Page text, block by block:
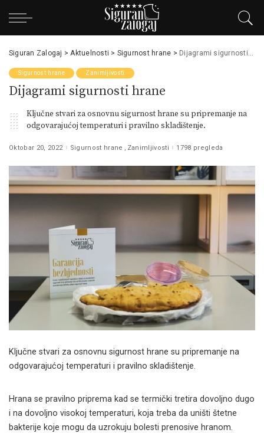
Siguran Zalogaj >Aktuelnosti > Sigurnost hrane > Dijagrami sigurnosti hrane
Sigurnost hrane Zanimljivosti
Dijagrami sigurnosti hrane
Ključne stvari za osnovnu sigurnost hrane su pripremanje na
odgovarajućoj temperaturi i pravilno skladištenje.
Oktobar 20, 2022 Sigurnost hrane Zanimljivosti 1798 pregleda
Ključne stvari za osnovnu sigurnost hrane su pripremanje na
odgovarajućoj temperaturi i pravilno skladištenje.
Hrana se pravilno priprema kad se termički tretira dovoljno dugo
i na dovoljno visokoj temperaturi, koja treba da uništi štetne
bakterije koje mogu da uzrokuju bolesti prenosive hranom.